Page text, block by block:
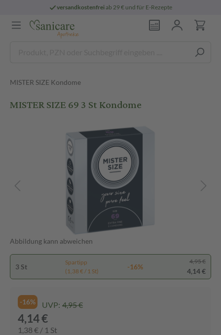
versandkostenfreiab 29 € und für E-Rezepte
MISTER SIZE Kondome
MISTER SIZE 69 3 St Kondome
Abbildung kann abweichen
3 St
Spartipp
(1,38 € / 1 St)
-16%
4,95 €
4,14 €
-16% UVP: 4,95 €
4,14 €
1,38 € / 1 St